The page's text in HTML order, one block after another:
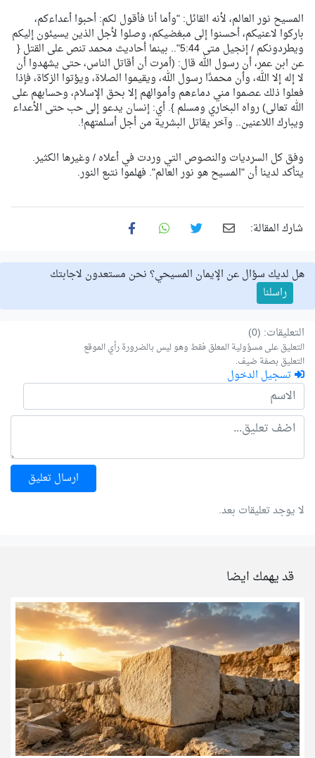
المسيح نور العالم، لأنه القائل: "وأما أنا فأقول لكم: أحبوا أعداءكم،
باركوا لاعنيكم، أحسنوا إلى مبغضيكم، وصلوا لأجل الذين يسيئون إليكم
ويطردونكم / إنجيل متى 5:44".. بينما أحاديث محمد تنص على القتل {
عن ابن عمر، أن رسول الله قال: (أمرت أن أقاتل الناس، حتى يشهدوا أن
لا إله إلا الله، وأن محمدًا رسول الله، ويقيموا الصلاة، ويؤتوا الزكاة، فإذا
فعلوا ذلك عصموا مني دماءهم وأموالهم إلا بحق الإسلام، وحسابهم على
الله تعالى) رواه البخاري ومسلم }. أي: إنسان يدعو إلى حب حتى الأعداء
ويبارك اللاعنين.. وآخر يقاتل البشرية من أجل أسلمتهم!.
وفق كل السرديات والنصوص التي وردت في أعلاه / وغيرها الكثير.
يتأكد لدينا أن "المسيح هو نور العالم". فهلموا نتبع النور.
شارك المقالة:
هل لديك سؤال عن الإيمان المسيحي؟ نحن مستعدون لاجابتك
راسلنا
التعليقات: (0)
التعليق على مسؤولية المعلق فقط وهو ليس بالضرورة رأي الموقع
التعليق بصفة ضيف.
تسجيل الدخول
ارسال تعليق
لا يوجد تعليقات بعد.
قد يهمك ايضا